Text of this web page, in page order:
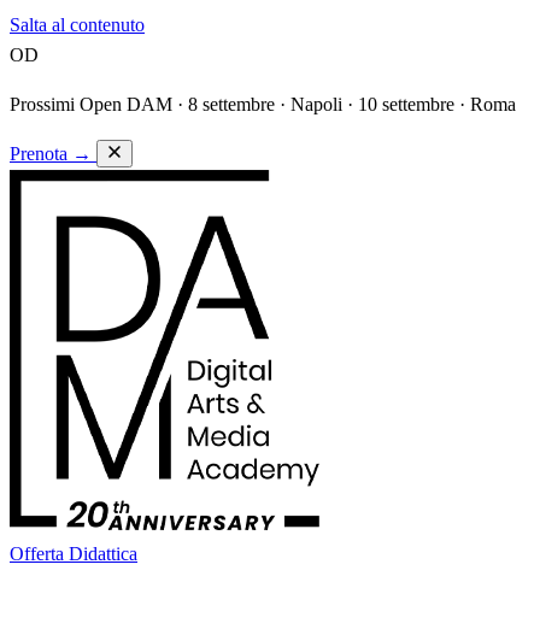
Salta al contenuto
OD
Prossimi Open DAM · 8 settembre · Napoli · 10 settembre · Roma
Prenota →
Offerta Didattica